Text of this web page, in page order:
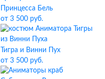
Принцесса Бель
от 3 500 руб.
Тигра и Винни Пух
от 3 500 руб.